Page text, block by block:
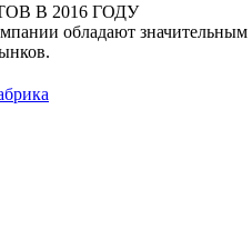
В 2016 ГОДУ
обладают значительным